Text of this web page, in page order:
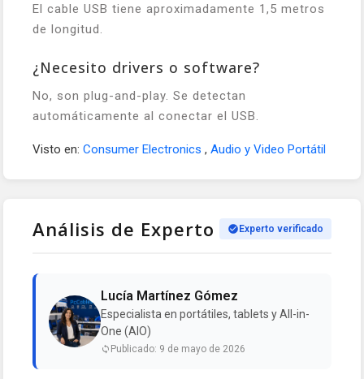
El cable USB tiene aproximadamente 1,5 metros
de longitud.
¿Necesito drivers o software?
No, son plug-and-play. Se detectan
automáticamente al conectar el USB.
Visto en: Consumer Electronics , Audio y Video Portátil
Análisis de Experto Experto verificado
Lucía Martínez Gómez
Especialista en portátiles, tablets y All-in-
One (AIO)
Publicado: 9 de mayo de 2026